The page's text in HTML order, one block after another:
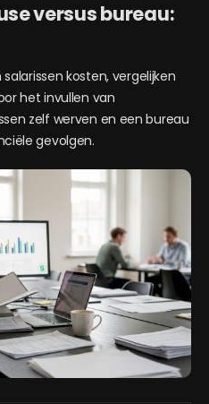
versus bureau:
kosten, vergelijken
het invullen van
zelf werven en een bureau
gevolgen.